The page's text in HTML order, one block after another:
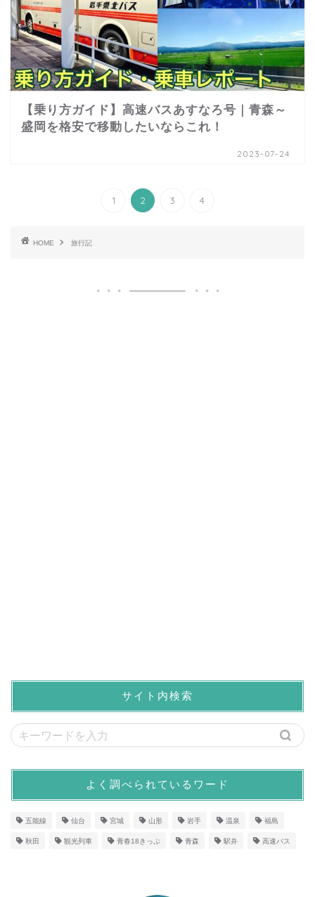
【乗り方ガイド】高速バスあすなろ号｜青森～
盛岡を格安で移動したいならこれ！
2023-07-24
1 2 3 4
HOME 旅行記
サイト内検索
よく調べられているワード
五能線 仙台 宮城 山形 岩手 温泉 福島
秋田 観光列車 青春18きっぷ 青森 駅弁 高速バス